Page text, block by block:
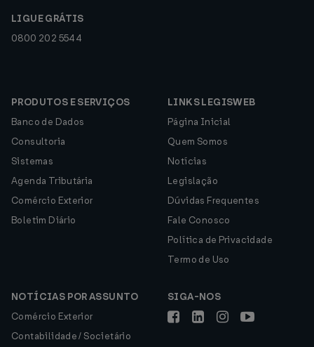
LIGUE GRÁTIS
0800 202 5544
PRODUTOS E SERVIÇOS
Banco de Dados
Consultoria
Sistemas
Agenda Tributária
Comércio Exterior
Boletim Diário
LINKS LEGISWEB
Página Inicial
Quem Somos
Notícias
Legislação
Dúvidas Frequentes
Fale Conosco
Política de Privacidade
Termo de Uso
NOTÍCIAS POR ASSUNTO
Comércio Exterior
Contabilidade / Societário
SIGA-NOS